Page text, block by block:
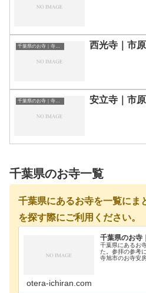
千葉県のお寺｜寺院一覧 西光寺｜市
千葉県のお寺｜寺院一覧 安立寺｜市
千葉県のお寺一覧
千葉県にあるお寺を一覧にま
を探す際にご利用ください。
千葉県のお寺
千葉県にあるお
た。参拝の参考
寺旭市のお寺安
otera-ichiran.com